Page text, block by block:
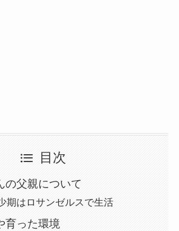
目次
の父親について
期はロサンゼルスで生活
育った環境